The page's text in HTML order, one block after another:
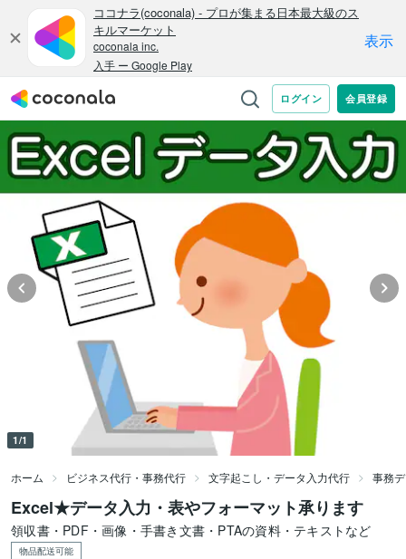
1/1
ホーム ビジネス代行・事務代行 文字起こし・データ入力代行 事務
Excel★データ入力・表やフォーマット承ります
領収書・PDF・画像・手書き文書・PTAの資料・テキストなど
物品配送可能